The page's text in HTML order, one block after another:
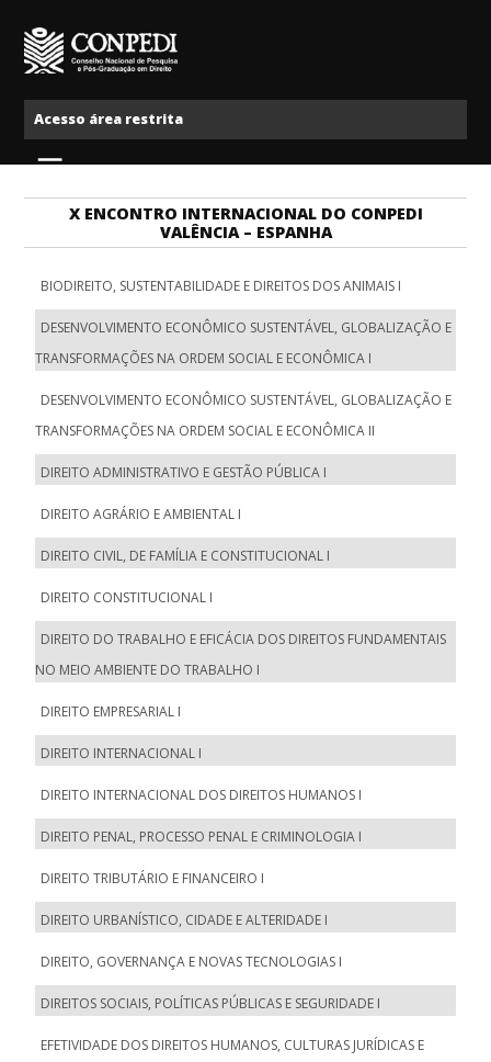
Acesso área restrita
Menu
X ENCONTRO INTERNACIONAL DO CONPEDI
VALÊNCIA – ESPANHA
BIODIREITO, SUSTENTABILIDADE E DIREITOS DOS ANIMAIS I
DESENVOLVIMENTO ECONÔMICO SUSTENTÁVEL, GLOBALIZAÇÃO E
TRANSFORMAÇÕES NA ORDEM SOCIAL E ECONÔMICA I
DESENVOLVIMENTO ECONÔMICO SUSTENTÁVEL, GLOBALIZAÇÃO E
TRANSFORMAÇÕES NA ORDEM SOCIAL E ECONÔMICA II
DIREITO ADMINISTRATIVO E GESTÃO PÚBLICA I
DIREITO AGRÁRIO E AMBIENTAL I
DIREITO CIVIL, DE FAMÍLIA E CONSTITUCIONAL I
DIREITO CONSTITUCIONAL I
DIREITO DO TRABALHO E EFICÁCIA DOS DIREITOS FUNDAMENTAIS
NO MEIO AMBIENTE DO TRABALHO I
DIREITO EMPRESARIAL I
DIREITO INTERNACIONAL I
DIREITO INTERNACIONAL DOS DIREITOS HUMANOS I
DIREITO PENAL, PROCESSO PENAL E CRIMINOLOGIA I
DIREITO TRIBUTÁRIO E FINANCEIRO I
DIREITO URBANÍSTICO, CIDADE E ALTERIDADE I
DIREITO, GOVERNANÇA E NOVAS TECNOLOGIAS I
DIREITOS SOCIAIS, POLÍTICAS PÚBLICAS E SEGURIDADE I
EFETIVIDADE DOS DIREITOS HUMANOS, CULTURAS JURÍDICAS E